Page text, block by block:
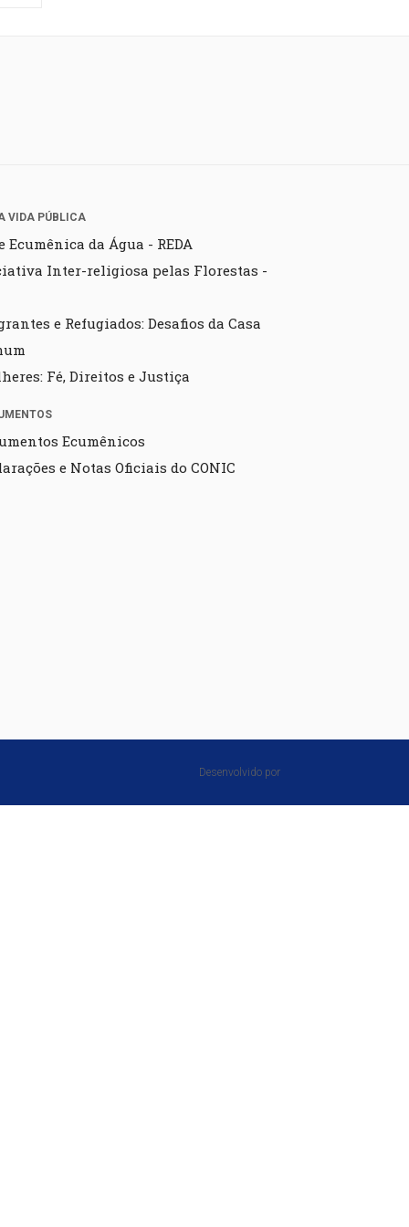
VIDA PÚBLICA
Ecumênica da Água - REDA
Inter-religiosa pelas Florestas -
e Refugiados: Desafios da Casa
Fé, Direitos e Justiça
Ecumênicos
e Notas Oficiais do CONIC
Desenvolvido por⠀